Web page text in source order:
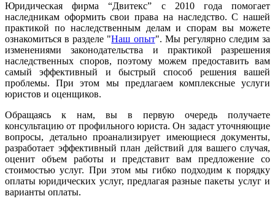
Юридическая фирма “Двитекс” с 2010 года помогает
наследникам оформить свои права на наследство. С нашей
практикой по наследственным делам и спорам вы можете
ознакомиться в разделе "Наш опыт". Мы регулярно следим за
изменениями законодательства и практикой разрешения
наследственных споров, поэтому можем предоставить вам
самый эффективный и быстрый способ решения вашей
проблемы. При этом мы предлагаем комплексные услуги
юристов и оценщиков.
Обращаясь к нам, вы в первую очередь получаете
консультацию от профильного юриста. Он задаст уточняющие
вопросы, детально проанализирует имеющиеся документы,
разработает эффективный план действий для вашего случая,
оценит объем работы и представит вам предложение со
стоимостью услуг. При этом мы гибко подходим к порядку
оплаты юридических услуг, предлагая разные пакеты услуг и
варианты оплаты.